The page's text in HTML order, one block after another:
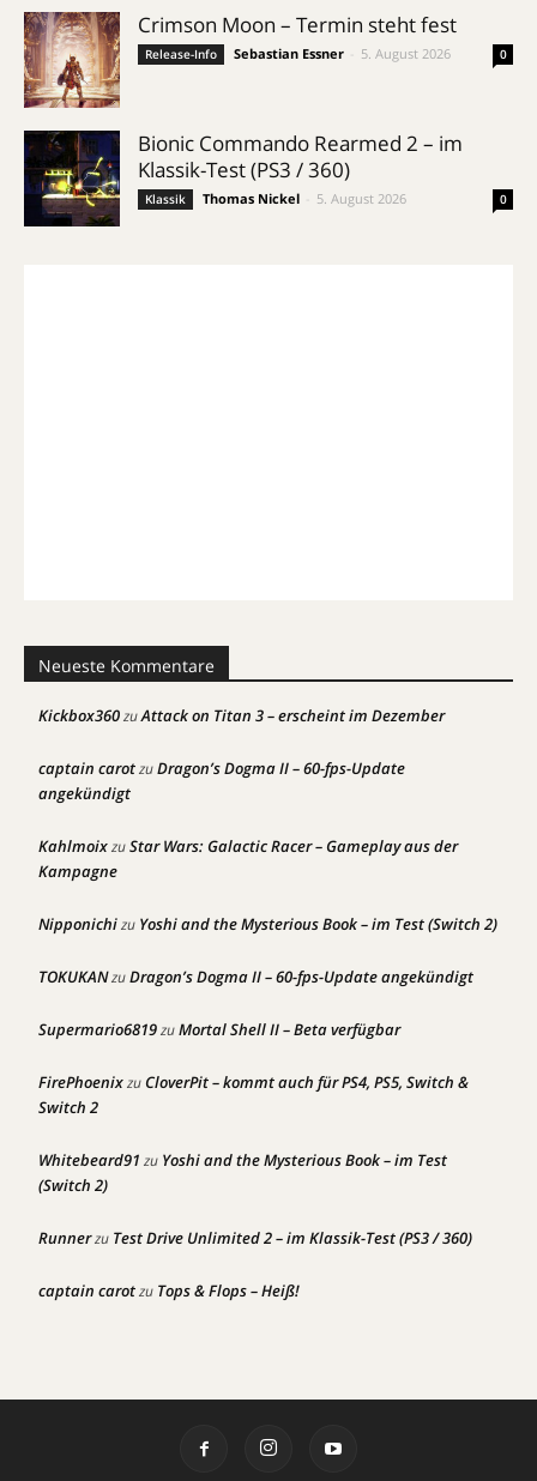
Crimson Moon – Termin steht fest
Release-Info Sebastian Essner 5. August 2026 0
Bionic Commando Rearmed 2 – im
Klassik-Test (PS3 / 360)
Klassik Thomas Nickel 5. August 2026 0
Neueste Kommentare
Kickbox360zuAttack on Titan 3 – erscheint im Dezember
captain carotzuDragon’s Dogma II – 60-fps-Update
angekündigt
KahlmoixzuStar Wars: Galactic Racer – Gameplay aus der
Kampagne
Nipponichizu Yoshi and the Mysterious Book – im Test (Switch 2)
TOKUKANzuDragon’s Dogma II – 60-fps-Update angekündigt
Supermario6819zuMortal Shell II – Beta verfügbar
FirePhoenixzuCloverPit – kommt auch für PS4, PS5, Switch &
Switch 2
Whitebeard91 zu Yoshi and the Mysterious Book – im Test
(Switch 2)
Runnerzu Test Drive Unlimited 2 – im Klassik-Test (PS3 / 360)
captain carotzu Tops & Flops – Heiß!